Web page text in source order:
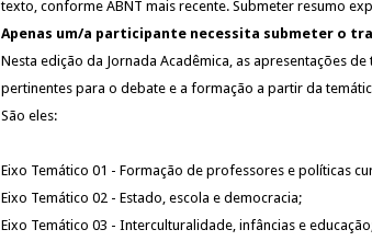
texto, conforme ABNT mais recente. Submeter resumo
Apenas um/a participante necessita submeter o
Nesta edição da Jornada Acadêmica, as apresentações
pertinentes para o debate e a formação a partir da
São eles:
Eixo Temático 01 - Formação de professores e políticas
Eixo Temático 02 - Estado, escola e democracia;
Eixo Temático 03 - Interculturalidade, infâncias e